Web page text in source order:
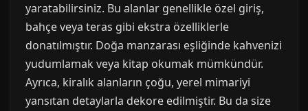
yaratabilirsiniz. Bu alanlar genellikle özel giriş,
bahçe veya teras gibi ekstra özelliklerle
donatılmıştır. Doğa manzarası eşliğinde kahvenizi
yudumlamak veya kitap okumak mümkündür.
Ayrıca, kiralık alanların çoğu, yerel mimariyi
yansıtan detaylarla dekore edilmiştir. Bu da size